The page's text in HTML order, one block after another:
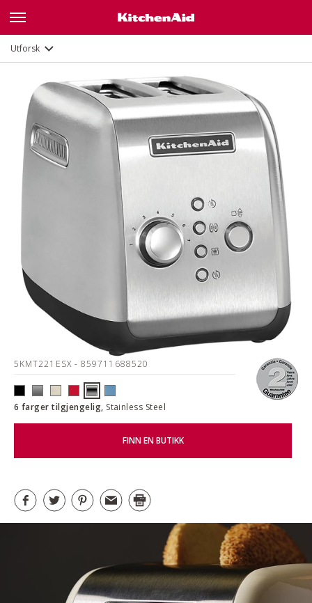
Utforsk
5KMT221ESX - 859711688520
6 farger tilgjengelig, Stainless Steel
FINN EN BUTIKK